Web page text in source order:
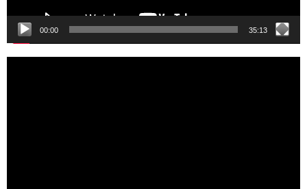
00:00 35:13